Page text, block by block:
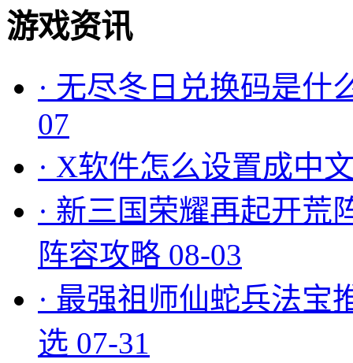
游戏资讯
· 无尽冬日兑换码是什
07
· X软件怎么设置成中
· 新三国荣耀再起开荒
阵容攻略 08-03
· 最强祖师仙蛇兵法宝
选 07-31